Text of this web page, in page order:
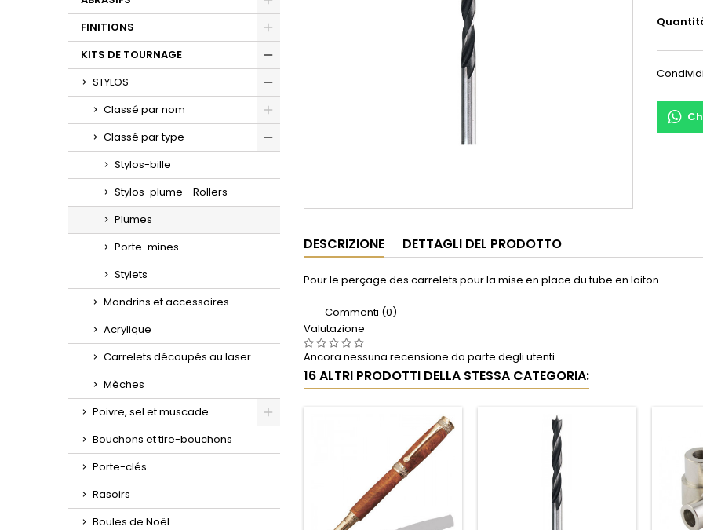
FINITIONS
KITS DE TOURNAGE
STYLOS
Classé par nom
Classé par type
Stylos-bille
Stylos-plume - Rollers
Plumes
Porte-mines
Stylets
Mandrins et accessoires
Acrylique
Carrelets découpés au laser
Mèches
Poivre, sel et muscade
Bouchons et tire-bouchons
Porte-clés
Rasoirs
Boules de Noël
Condividi
DESCRIZIONE DETTAGLI DEL PRODOTTO
Pour le perçage des carrelets pour la mise en place du tube en laiton.
Commenti (0)
Valutazione
Ancora nessuna recensione da parte degli utenti.
16 ALTRI PRODOTTI DELLA STESSA CATEGORIA: